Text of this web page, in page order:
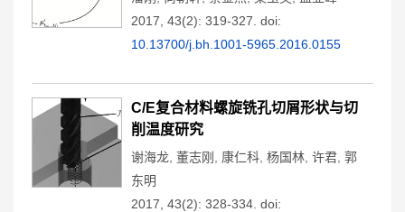
2017, 43(2): 319-327. doi:
10.13700/j.bh.1001-5965.2016.0155
C/E复合材料螺旋铣孔切屑形状与切
削温度研究
谢海龙 董志刚 康仁科 杨国林 许君 郭
东明
2017, 43(2): 328-334. doi: